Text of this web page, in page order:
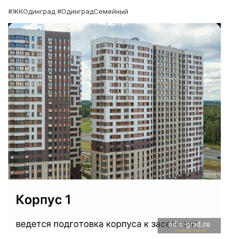
#ЖКОдинград #ОдинградСемейный